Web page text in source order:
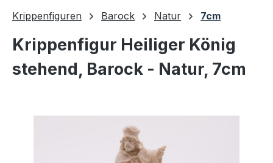
Krippenfiguren Barock Natur 7cm
Krippenfigur Heiliger König
stehend, Barock - Natur, 7cm